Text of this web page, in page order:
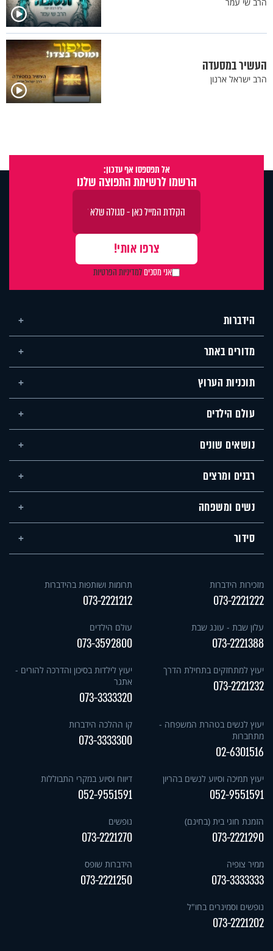
הרב שי עמר
העשיר במסעדה
הרב ישראל ארנון
אל תפספסו אף עדכון:
הרשמו לרשימת התפוצה שלנו
אני מסכיםלמדיניות הפרטיות
הידברות
מדורים באתר
תוכניות הערוץ
עולם הילדים
נושאים שונים
רבנים ומרצים
נשים ומשפחה
סידור
מזכירות הידברות
073-2221222
תרומות ושותפות בהידברות
073-2221212
עלון שבת - עונג שבת
073-2221388
עולם הילדים
073-3592800
יעוץ למתחזקים בתחילת הדרך
073-2221232
יעוץ לילדות בסיכון והדרכה להורים -
אתגר
073-3333320
יעוץ לנשים בטהרת המשפחה -
מתחברות
02-6301516
קו ההלכה הידברות
073-3333300
יעוץ תמיכה וסיוע לנשים בהריון
052-9551591
דיווח וסיוע במקרי התבוללות
052-9551591
הזמנת חוגי בית (בחינם)
073-2221290
נופשים
073-2221270
ממיר צופיה
073-3333333
הידברות שופס
073-2221250
נופשים וסמינרים בחו"ל
073-2221202